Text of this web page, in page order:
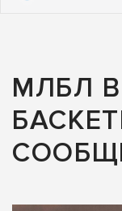
МЛБЛ